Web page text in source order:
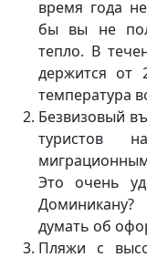
время года
бы вы не
тепло. В
держится от
температура
Безвизовый
туристов
Это очень
думать об
Пляжи с